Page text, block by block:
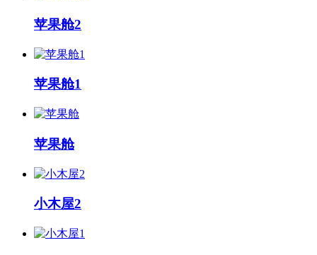
苹果舱2
苹果舱1
苹果舱
小木屋2